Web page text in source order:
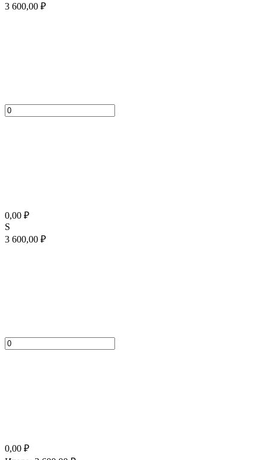
3 600,00 ₽
0,00 ₽
S
3 600,00 ₽
0,00 ₽